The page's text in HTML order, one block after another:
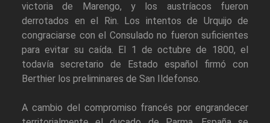
victoria de Marengo, y los austríacos fueron
derrotados en el Rin. Los intentos de Urquijo de
congraciarse con el Consulado no fueron suficientes
para evitar su caída. El 1 de octubre de 1800, el
todavía secretario de Estado español firmó con
Berthier los preliminares de San Ildefonso.
A cambio del compromiso francés por engrandecer